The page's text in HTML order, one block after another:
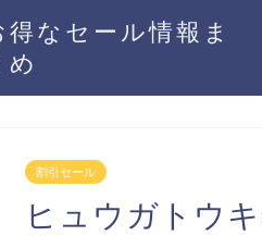
得なセール情報ま
め
割引セール
ヒュウガトウ